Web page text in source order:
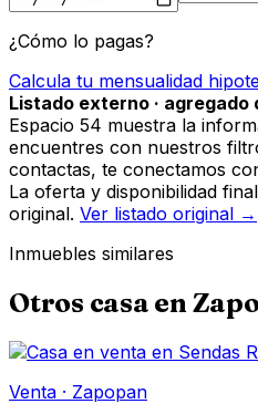
¿Cómo lo pagas?
Calcula tu mensualidad
Listado externo ·
Espacio 54 muestra la
encuentres con nuestros
contactas, te conectamos
La oferta y disponibilidad
original. Ver listado original →
Inmuebles similares
Otros casa en
Venta · Zapopan